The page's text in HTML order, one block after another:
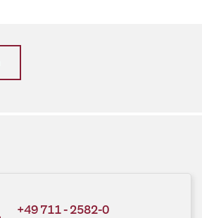
+49 711 - 2582-0